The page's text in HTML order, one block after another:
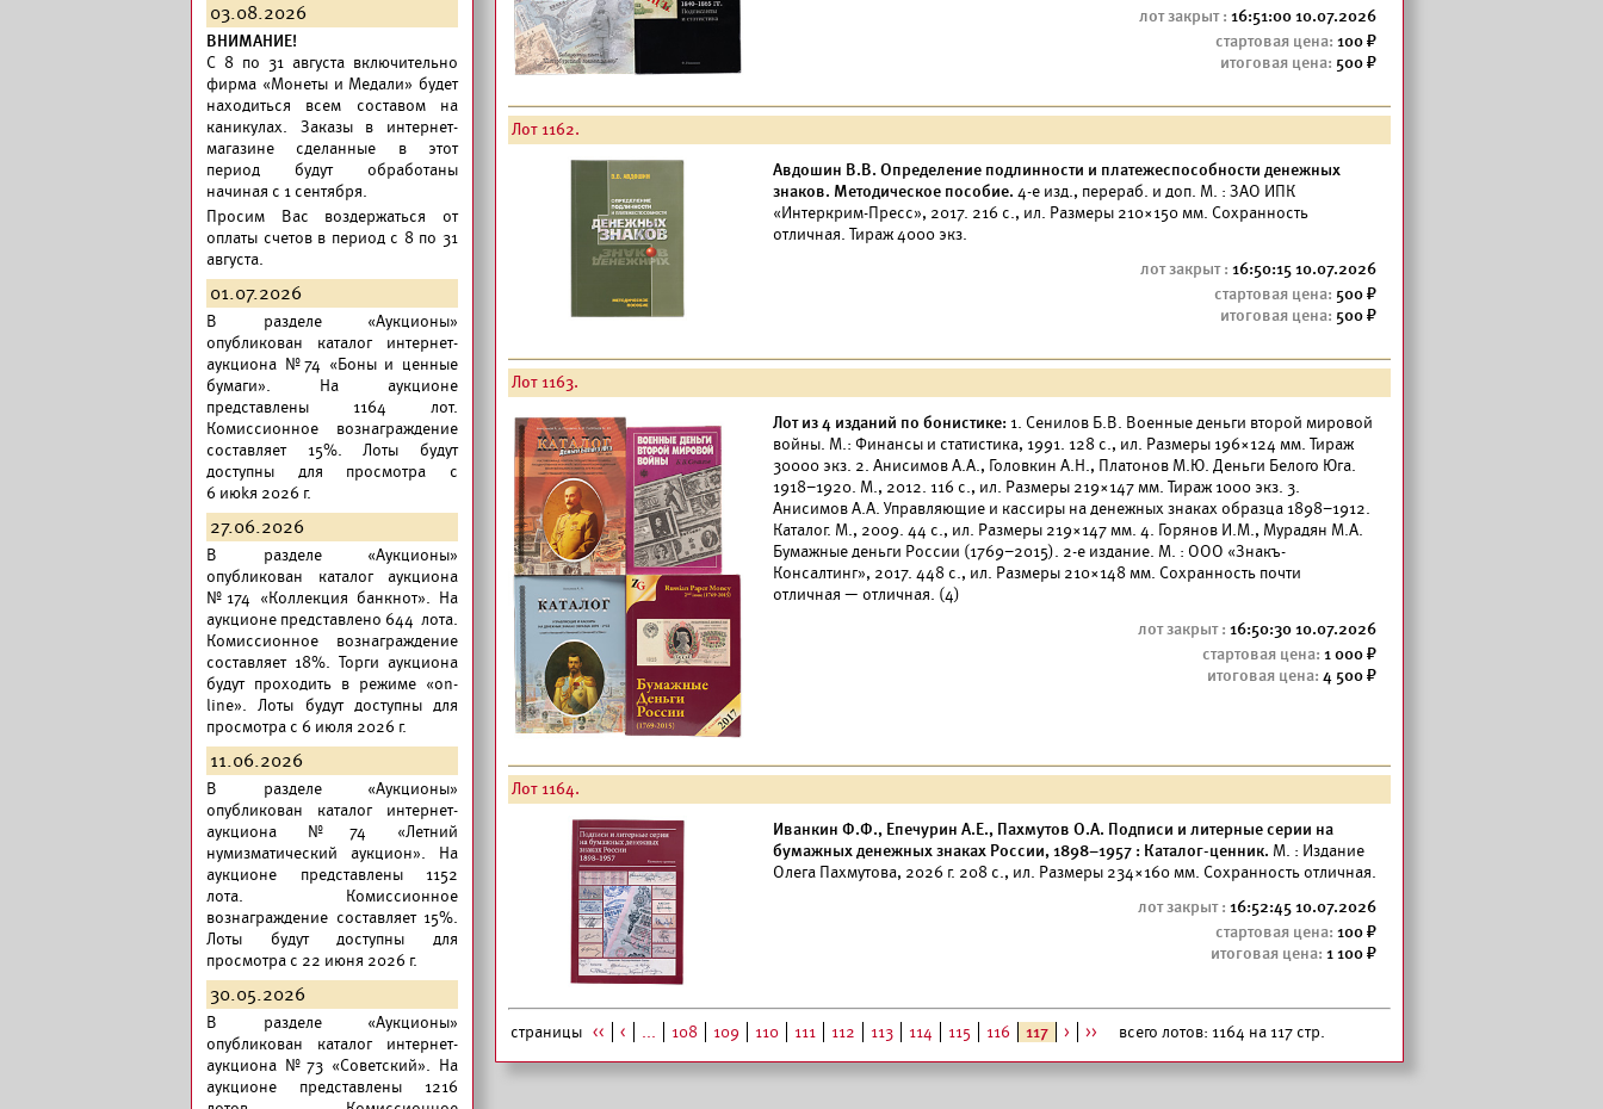
03.08.2026
ВНИМАНИЕ!
C 8 по 31 августа включительно
фирма «Монеты и Медали» будет
находиться всем составом на
каникулах. Заказы в интернет-
магазине сделанные в этот
период будут обработаны
начиная с 1 сентября.
Просим Вас воздержаться от
оплаты счетов в период с 8 по 31
августа.
01.07.2026
В разделе «Аукционы»
опубликован каталог интернет-
аукциона №74 «Боны и ценные
бумаги». На аукционе
представлены 1164 лот.
Комиссионное вознаграждение
составляет 15%. Лоты будут
доступны для просмотра с
6 июkя 2026 г.
27.06.2026
В разделе «Аукционы»
опубликован каталог аукциона
№174 «Коллекция банкнот». На
аукционе представлено 644 лота.
Комиссионное вознаграждение
составляет 18%. Торги аукциона
будут проходить в режиме «on-
line». Лоты будут доступны для
просмотра с 6 июля 2026 г.
11.06.2026
В разделе «Аукционы»
опубликован каталог интернет-
аукциона №74 «Летний
нумизматический аукцион». На
аукционе представлены 1152
лота. Комиссионное
вознаграждение составляет 15%.
Лоты будут доступны для
просмотра с 22 июня 2026 г.
30.05.2026
В разделе «Аукционы»
опубликован каталог интернет-
аукциона №73 «Советский». На
аукционе представлены 1216
16:51:00 10.07.2026
100
500
Лот 1162.
Авдошин В.В. Определение подлинности и платежеспособности денежных
знаков. Методическое пособие. 4-е изд., перераб. и доп. М. : ЗАО ИПК
«Интеркрим-Пресс», 2017. 216 с., ил. Размеры 210×150 мм. Сохранность
отличная. Тираж 4000 экз.
16:50:15 10.07.2026
500
500
Лот 1163.
Лот из 4 изданий по бонистике: 1. Сенилов Б.В. Военные деньги второй мировой
войны. М.: Финансы и статистика, 1991. 128 с., ил. Размеры 196×124 мм. Тираж
30000 экз. 2. Анисимов А.А., Головкин А.Н., Платонов М.Ю. Деньги Белого Юга.
1918–1920. М., 2012. 116 с., ил. Размеры 219×147 мм. Тираж 1000 экз. 3.
Анисимов А.А. Управляющие и кассиры на денежных знаках образца 1898–1912.
Каталог. М., 2009. 44 с., ил. Размеры 219×147 мм. 4. Горянов И.М., Мурадян М.А.
Бумажные деньги России (1769–2015). 2-е издание. М. : ООО «Знакъ-
Консалтинг», 2017. 448 с., ил. Размеры 210×148 мм. Сохранность почти
отличная — отличная. (4)
16:50:30 10.07.2026
1 000
4 500
Лот 1164.
Иванкин Ф.Ф., Епечурин А.Е., Пахмутов О.А. Подписи и литерные серии на
бумажных денежных знаках России, 1898–1957 : Каталог-ценник. М. : Издание
Олега Пахмутова, 2026 г. 208 с., ил. Размеры 234×160 мм. Сохранность отличная.
16:52:45 10.07.2026
100
1 100
страницы << < ... 108 109 110 111 112 113 114 115 116 117 > >> всего лотов: 1164 на 117 стр.